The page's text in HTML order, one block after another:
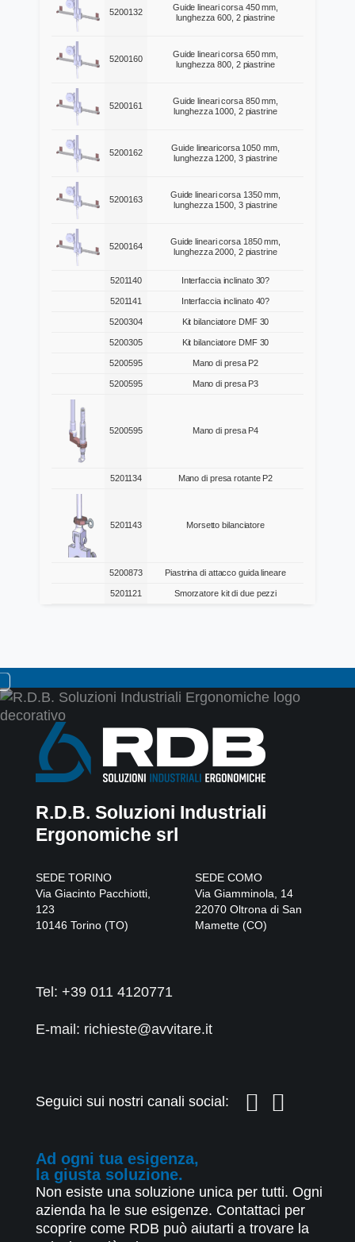
5200132
Guide lineari corsa 450 mm,
lunghezza 600, 2 piastrine
5200160
Guide lineari corsa 650 mm,
lunghezza 800, 2 piastrine
5200161
Guide lineari corsa 850 mm,
lunghezza 1000, 2 piastrine
5200162
Guide linearicorsa 1050 mm,
lunghezza 1200, 3 piastrine
5200163
Guide lineari corsa 1350 mm,
lunghezza 1500, 3 piastrine
5200164
Guide lineari corsa 1850 mm,
lunghezza 2000, 2 piastrine
5201140 Interfaccia inclinato 30?
5201141 Interfaccia inclinato 40?
5200304 Kit bilanciatore DMF 30
5200305 Kit bilanciatore DMF 30
5200595 Mano di presa P2
5200595 Mano di presa P3
5200595 Mano di presa P4
5201134 Mano di presa rotante P2
5201143 Morsetto bilanciatore
5200873 Piastrina di attacco guida lineare
5201121 Smorzatore kit di due pezzi
R.D.B. Soluzioni Industriali
Ergonomiche srl
SEDE TORINO
Via Giacinto Pacchiotti,
123
10146 Torino (TO)
SEDE COMO
Via Giamminola, 14
22070 Oltrona di San
Mamette(CO)
Tel: +39 011 4120771
E-mail: richieste@avvitare.it
Seguici sui nostri canali social:
Ad ogni tua esigenza,
la giusta soluzione.
Non esiste una soluzione unica per tutti. Ogni
azienda ha le sue esigenze. Contattaci per
scoprire come RDB può aiutarti a trovare la